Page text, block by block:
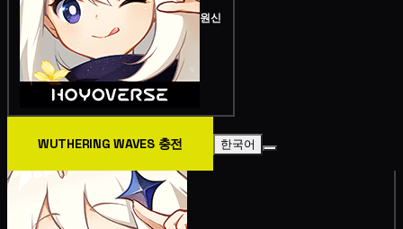
원신
WUTHERING WAVES 충전 한국어